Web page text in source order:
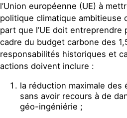
l’Union européenne (UE) à
politique climatique ambitieuse
part que l’UE doit entreprendre
cadre du budget carbone des
responsabilités historiques et
actions doivent inclure :
la réduction maximale des
sans avoir recours à de
géo-ingéniérie ;